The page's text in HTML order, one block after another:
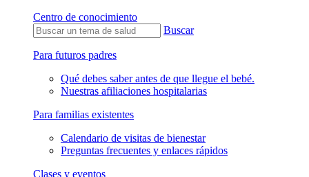
Centro de conocimiento
Buscar
Para futuros padres
Qué debes saber antes de que llegue el bebé.
Nuestras afiliaciones hospitalarias
Para familias existentes
Calendario de visitas de bienestar
Preguntas frecuentes y enlaces rápidos
Clases y eventos